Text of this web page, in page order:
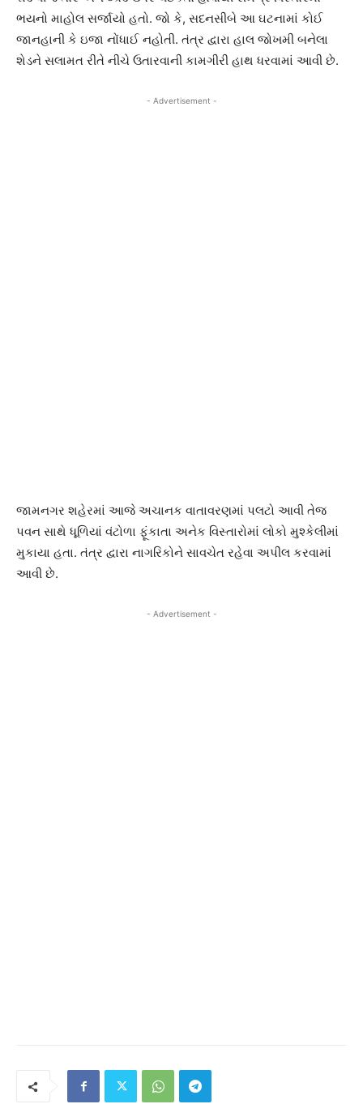
ભયનો માહોલ સર્જાયો હતો. જો કે, સદનસીબે આ ઘટનામાં કોઈ
જાનહાની કે ઇજા નોંધાઈ નહોતી. તંત્ર દ્વારા હાલ જોખમી બનેલા
શેડને સલામત રીતે નીચે ઉતારવાની કામગીરી હાથ ધરવામાં આવી છે.
- Advertisement -
જામનગર શહેરમાં આજે અચાનક વાતાવરણમાં પલટો આવી તેજ
પવન સાથે ધૂળિયાં વંટોળા ફૂંકાતા અનેક વિસ્તારોમાં લોકો મુશ્કેલીમાં
મુકાયા હતા. તંત્ર દ્વારા નાગરિકોને સાવચેત રહેવા અપીલ કરવામાં
આવી છે.
- Advertisement -